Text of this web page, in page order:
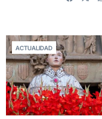
ACTUALIDAD